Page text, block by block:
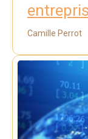
Camille Perrot